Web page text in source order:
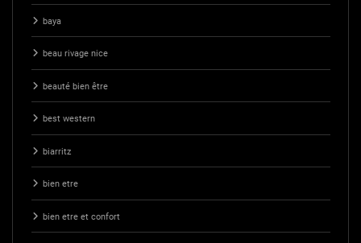
baya
beau rivage nice
beauté bien être
best western
biarritz
bien etre
bien etre et confort